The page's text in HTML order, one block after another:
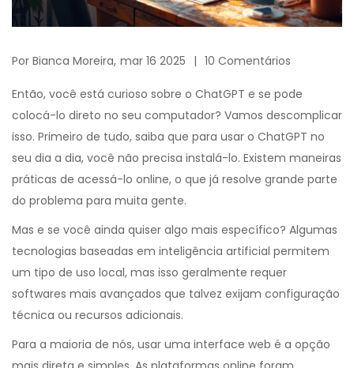
Por Bianca Moreira, mar 16 2025 10 Comentários
Então, você está curioso sobre o ChatGPT e se pode
colocá-lo direto no seu computador? Vamos descomplicar
isso. Primeiro de tudo, saiba que para usar o ChatGPT no
seu dia a dia, você não precisa instalá-lo. Existem maneiras
práticas de acessá-lo online, o que já resolve grande parte
do problema para muita gente.
Mas e se você ainda quiser algo mais específico? Algumas
tecnologias baseadas em inteligência artificial permitem
um tipo de uso local, mas isso geralmente requer
softwares mais avançados que talvez exijam configuração
técnica ou recursos adicionais.
Para a maioria de nós, usar uma interface web é a opção